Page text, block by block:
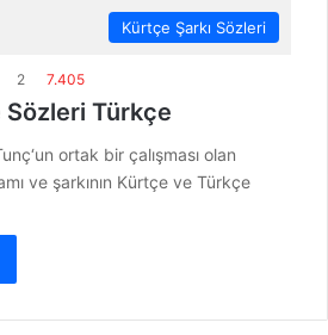
Kürtçe Şarkı Sözleri
2 7.405
Sözleri Türkçe
ortak bir çalışması olan
ve şarkının Kürtçe ve Türkçe